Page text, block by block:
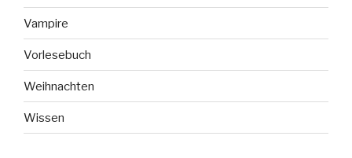
Vampire
Vorlesebuch
Weihnachten
Wissen